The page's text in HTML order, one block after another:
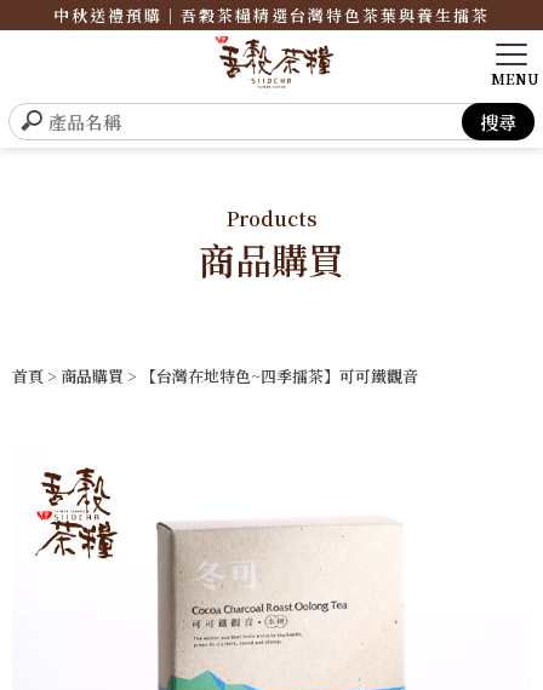
中秋送禮預購｜吾穀茶糧精選台灣特色茶葉與養生擂茶
Products
商品購買
首頁 > 商品購買 > 【台灣在地特色~四季擂茶】可可鐵觀音